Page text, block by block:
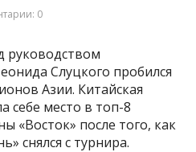
0
руководством
Слуцкого пробился
Азии. Китайская
себе место в топ-8
«Восток» после того, как
снялся с турнира.